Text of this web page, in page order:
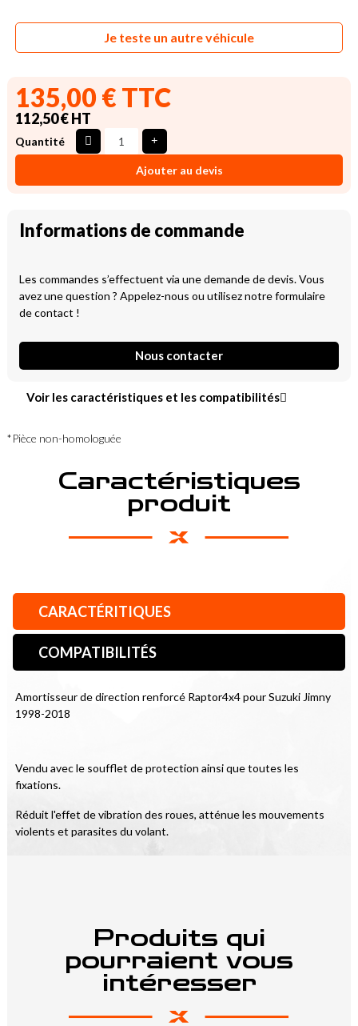
Je teste un autre véhicule
135,00 € TTC
112,50 € HT
Quantité
Ajouter au devis
Informations de commande
Les commandes s’effectuent via une demande de devis. Vous
avez une question ? Appelez-nous ou utilisez notre formulaire
de contact !
Nous contacter
Voir les caractéristiques et les compatibilités
*Pièce non-homologuée
Caractéristiques
produit
CARACTÉRITIQUES
COMPATIBILITÉS
Amortisseur de direction renforcé Raptor4x4 pour Suzuki Jimny
1998-2018
Vendu avec le soufflet de protection ainsi que toutes les
fixations.
Réduit l'effet de vibration des roues, atténue les mouvements
violents et parasites du volant.
Produits qui
pourraient vous
intéresser